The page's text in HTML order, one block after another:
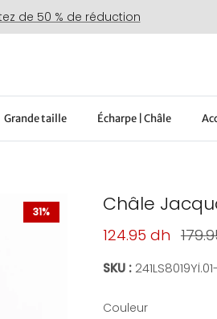
de 50 % de réduction
Grande taille Écharpe | Châle
31% Châle
Prix soldé
124.95 dh Prix
SKU :
CouleurCouleur